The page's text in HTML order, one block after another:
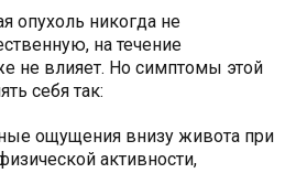
опухоль никогда не
на течение
не влияет. Но симптомы этой
себя так:
ощущения внизу живота при
активности,